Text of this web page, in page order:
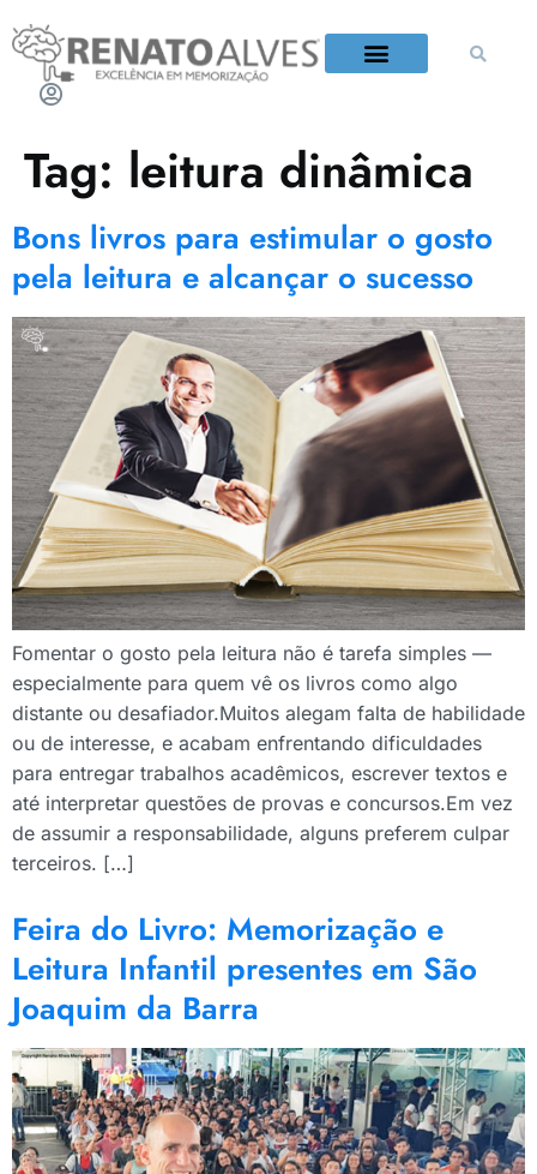
Tag: leitura dinâmica
Bons livros para estimular o gosto
pela leitura e alcançar o sucesso
Fomentar o gosto pela leitura não é tarefa simples —
especialmente para quem vê os livros como algo
distante ou desafiador.Muitos alegam falta de habilidade
ou de interesse, e acabam enfrentando dificuldades
para entregar trabalhos acadêmicos, escrever textos e
até interpretar questões de provas e concursos.Em vez
de assumir a responsabilidade, alguns preferem culpar
terceiros. […]
Feira do Livro: Memorização e
Leitura Infantil presentes em São
Joaquim da Barra